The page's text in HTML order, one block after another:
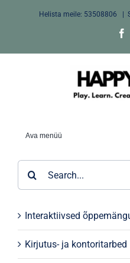
Helista meile: 53508806
Ava menüü
Interaktiivsed
Kirjutus- ja kontoritarbed